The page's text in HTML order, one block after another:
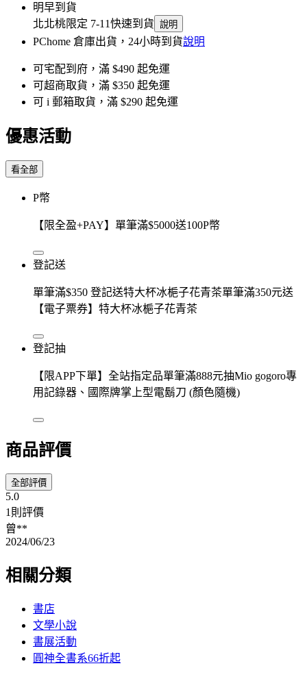
明早到貨
北北桃限定 7-11快速到貨 說明
PChome 倉庫出貨，24小時到貨說明
可宅配到府，滿 $490 起免運
可超商取貨，滿 $350 起免運
可 i 郵箱取貨，滿 $290 起免運
優惠活動
看全部
P幣
【限全盈+PAY】單筆滿$5000送100P幣
登記送
單筆滿$350 登記送特大杯冰梔子花青茶單筆滿350元送
【電子票券】特大杯冰梔子花青茶
登記抽
【限APP下單】全站指定品單筆滿888元抽Mio gogoro專
用記錄器、國際牌掌上型電鬍刀 (顏色隨機)
商品評價
全部評價
5.0
1則評價
曾**
2024/06/23
相關分類
書店
文學小說
書展活動
圓神全書系66折起